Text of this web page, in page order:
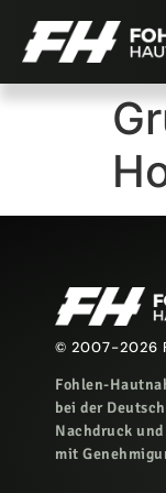
© 2007-2026
Fohlen-
bei der
Nachdruck
mit